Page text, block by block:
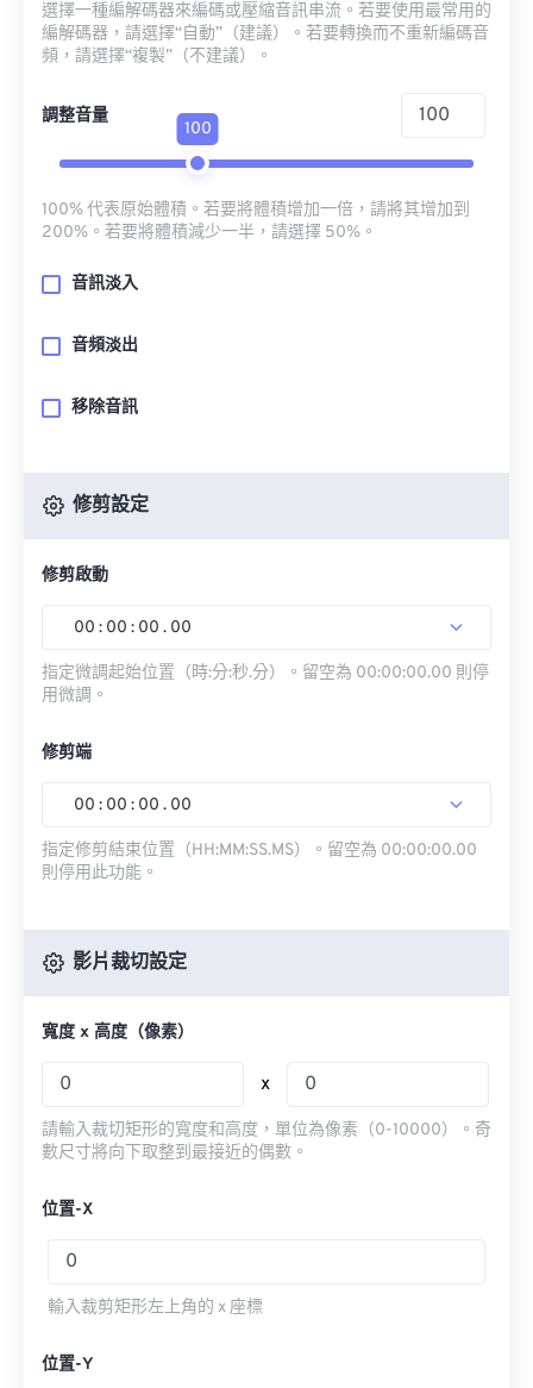
選擇一種編解碼器來編碼或壓縮音訊串流。若要使用最常用的
編解碼器，請選擇“自動”（建議）。若要轉換而不重新編碼音
頻，請選擇“複製”（不建議）。
調整音量
100
100% 代表原始體積。若要將體積增加一倍，請將其增加到
200%。若要將體積減少一半，請選擇 50%。
音訊淡入
音頻淡出
移除音訊
修剪設定
修剪啟動
00 : 00 : 00 . 00
指定微調起始位置（時:分:秒.分）。留空為 00:00:00.00 則停
用微調。
修剪端
00 : 00 : 00 . 00
指定修剪結束位置（HH:MM:SS.MS）。留空為 00:00:00.00
則停用此功能。
影片裁切設定
寬度 x 高度（像素）
x
請輸入裁切矩形的寬度和高度，單位為像素（0-10000）。奇
數尺寸將向下取整到最接近的偶數。
位置-X
輸入裁剪矩形左上角的 x 座標
位置-Y